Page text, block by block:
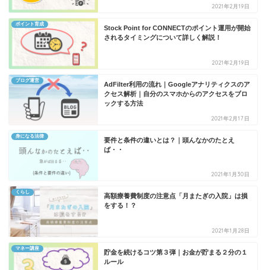
2021年2月19日
ポイント育成
Stock Point for CONNECTのポイント運用が開始
されるタイミングについて詳しく解説！
2021年2月19日
ブログ運営
AdFilter利用の流れ｜Googleアナリティクスのア
クセス解析｜自分のスマホからのアクセスをブロ
ックする方法
2021年2月17日
身になる法律
要件と条件の違いとは？｜頭んなかのたとえ
ば・・
2021年1月30日
くらし
高額療養費制度の注意点「月またぎの入院」は損
をする！？
2021年1月28日
マネー講座
貯金を続けるコツ第３弾｜お金が貯まる２分の１
ルール